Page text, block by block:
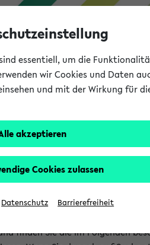
zur Kombisuche
eKVV nach diversen Kriterien
sind.
finden Sie die im Folgenden
essentiell, um die
wir Cookies und Daten
und mit der Wirkung für
akzeptieren
Cookies zulassen
Datenschutz Barrierefreiheit